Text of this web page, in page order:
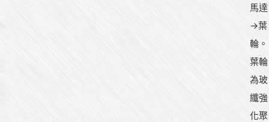
馬達
→葉
輪。
葉輪
為玻
纖強
化聚